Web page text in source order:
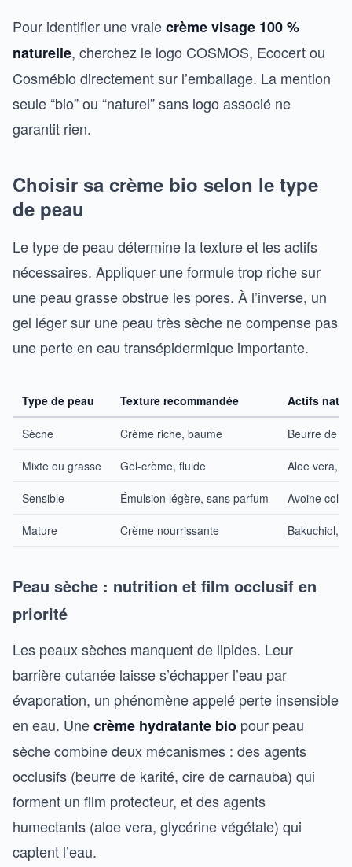
Pour identifier une vraiecrème visage 100 %
naturelle, cherchez le logo COSMOS, Ecocert ou
Cosmébio directement sur l’emballage. La mention
seule “bio” ou “naturel” sans logo associé ne
garantit rien.
Choisir sa crème bio selon le type
de peau
Le type de peau détermine la texture et les actifs
nécessaires. Appliquer une formule trop riche sur
une peau grasse obstrue les pores. À l’inverse, un
gel léger sur une peau très sèche ne compense pas
une perte en eau transépidermique importante.
Type de peau Texture recommandée Actifs
Sèche Crème riche, baume Beurre de
Mixte ou grasse Gel-crème, fluide Aloe vera,
Sensible Émulsion légère, sans parfum Avoine
Mature Crème nourrissante Bakuchiol,
Peau sèche : nutrition et film occlusif en
priorité
Les peaux sèches manquent de lipides. Leur
barrière cutanée laisse s’échapper l’eau par
évaporation, un phénomène appelé perte insensible
en eau. Unecrème hydratante bio pour peau
sèche combine deux mécanismes : des agents
occlusifs (beurre de karité, cire de carnauba) qui
forment un film protecteur, et des agents
humectants (aloe vera, glycérine végétale) qui
captent l’eau.